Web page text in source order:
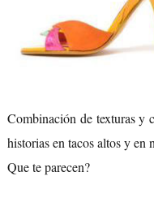
Combinación de texturas y
historias en tacos altos y en
Que te parecen?